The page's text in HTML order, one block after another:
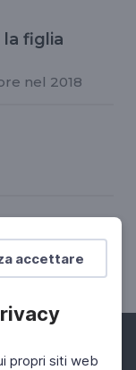
accettare
propri siti web
figlia
nel 2018